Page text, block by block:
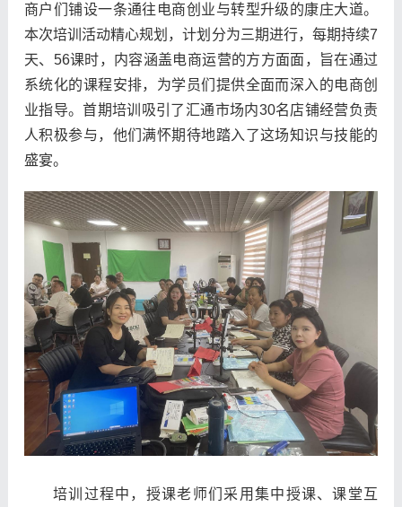
商户们铺设一条通往电商创业与转型升级的康庄大道。
本次培训活动精心规划，计划分为三期进行，每期持续7
天、56课时，内容涵盖电商运营的方方面面，旨在通过
系统化的课程安排，为学员们提供全面而深入的电商创
业指导。首期培训吸引了汇通市场内30名店铺经营负责
人积极参与，他们满怀期待地踏入了这场知识与技能的
盛宴。
培训过程中，授课老师们采用集中授课、课堂互